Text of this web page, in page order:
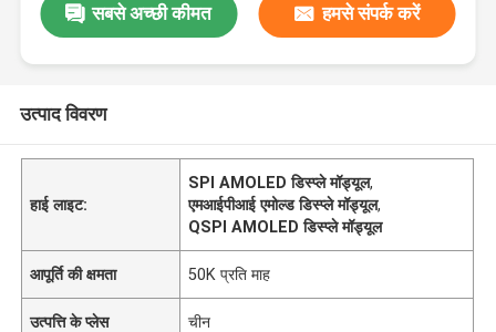
सबसे अच्छी कीमत हमसे संपर्क करें
उत्पाद विवरण
हाई लाइट:
SPI AMOLED डिस्प्ले मॉड्यूल,
एमआईपीआई एमोल्ड डिस्प्ले मॉड्यूल,
QSPI AMOLED डिस्प्ले मॉड्यूल
आपूर्ति की क्षमता 50K प्रति माह
उत्पत्ति के प्लेस चीन